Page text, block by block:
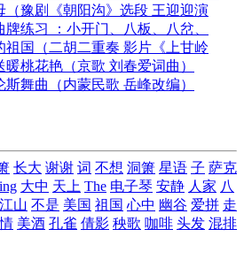
（豫剧《朝阳沟》选段 王迎迎演
练习 ：小开门、八板、八岔、
祖国（二胡二重奏 影片《上甘岭
桃花艳（京歌 刘春爱词曲）
舞曲（内蒙民歌 岳峰改编）
长大 谢谢 词 不想 洞箫 星语 子 萨克
ing 大中 天上 The 电子琴 安静 人家 八
江山 不是 美国 祖国 心中 幽谷 爱拼 走
美酒 孔雀 倩影 秧歌 咖啡 头发 混排